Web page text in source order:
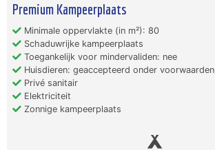
Premium Kampeerplaats
Minimale oppervlakte (in m²): 80
Schaduwrijke kampeerplaats
Toegankelijk voor mindervaliden: nee
Huisdieren: geaccepteerd onder voorwaarden
Privé sanitair
Elektriciteit
Zonnige kampeerplaats